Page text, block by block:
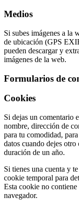
Medios
Si subes imágenes a la
de ubicación (GPS
pueden descargar y
imágenes de la web.
Formularios de
Cookies
Si dejas un comentario
nombre, dirección de
para tu comodidad,
datos cuando dejes
duración de un año.
Si tienes una cuenta y
cookie temporal para
Esta cookie no
navegador.